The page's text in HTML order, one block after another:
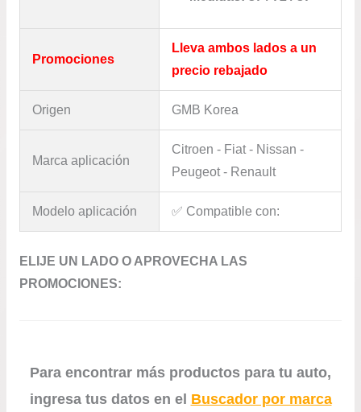
Promociones
Lleva ambos lados a un
precio rebajado
Origen GMB Korea
Marca aplicación
Citroen - Fiat - Nissan -
Peugeot - Renault
Modelo aplicación ✅​ Compatible con:
ELIJE UN LADO O APROVECHA LAS
PROMOCIONES:
Para encontrar más productos para tu auto,
ingresa tus datos en el Buscador por marca